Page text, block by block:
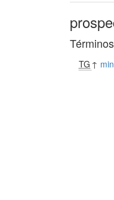
TG ↑